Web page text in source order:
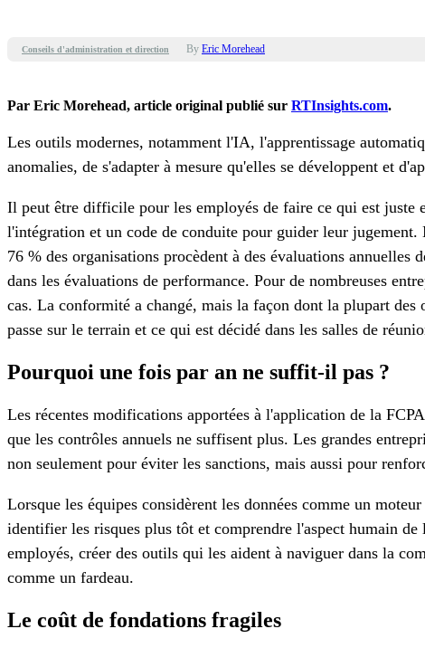
Conseils d'administration et direction By Eric Morehead
Par Eric Morehead, article original publié sur RTInsights.com.
Les outils modernes, notamment l'IA, l'apprentissage
anomalies, de s'adapter à mesure qu'elles se développent et
Il peut être difficile pour les employés de faire ce qui est juste
l'intégration et un code de conduite pour guider leur jugement.
76 % des organisations procèdent à des évaluations
dans les évaluations de performance. Pour de nombreuses
cas. La conformité a changé, mais la façon dont la plupart des
passe sur le terrain et ce qui est décidé dans les salles de
Pourquoi une fois par an ne suffit-il pas ?
Les récentes modifications apportées à l'application de la
que les contrôles annuels ne suffisent plus. Les grandes
non seulement pour éviter les sanctions, mais aussi pour
Lorsque les équipes considèrent les données comme un
identifier les risques plus tôt et comprendre l'aspect humain
employés, créer des outils qui les aident à naviguer dans la
comme un fardeau.
Le coût de fondations fragiles